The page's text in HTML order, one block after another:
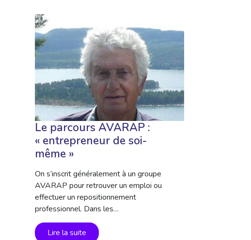
Le parcours AVARAP :
« entrepreneur de soi-
même »
On s’inscrit généralement à un groupe
AVARAP pour retrouver un emploi ou
effectuer un repositionnement
professionnel. Dans les…
Lire la suite